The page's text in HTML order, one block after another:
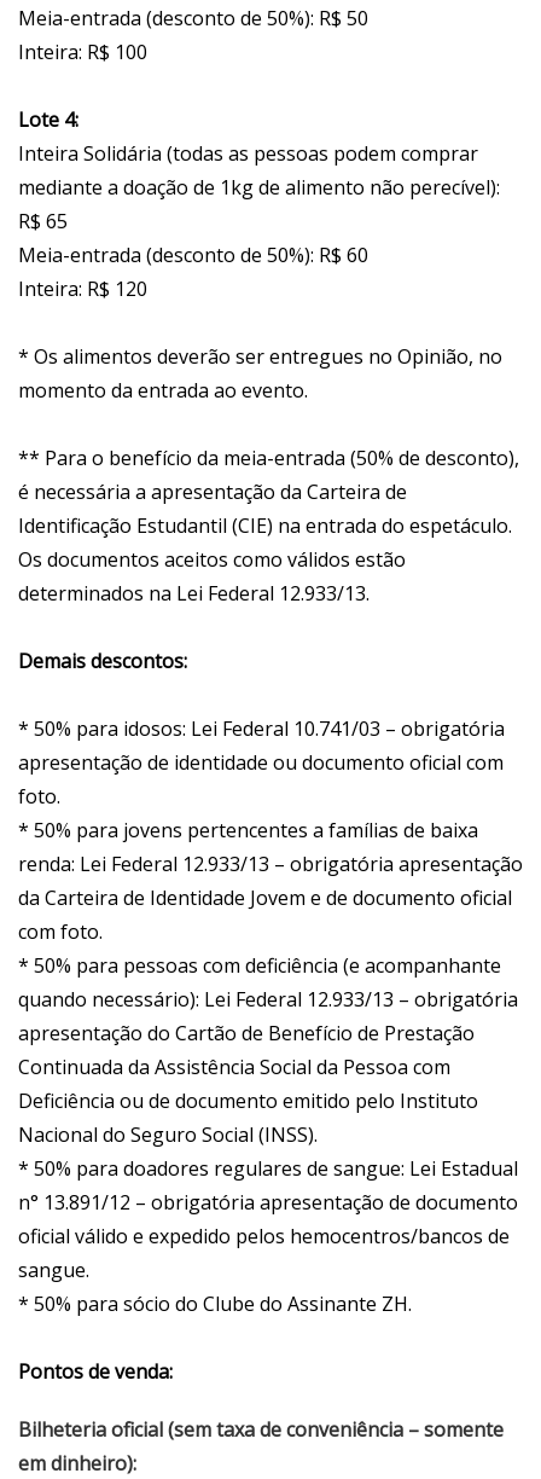
Meia-entrada (desconto de 50%): R$ 50
Inteira: R$ 100
Lote 4:
Inteira Solidária (todas as pessoas podem comprar
mediante a doação de 1kg de alimento não perecível):
R$ 65
Meia-entrada (desconto de 50%): R$ 60
Inteira: R$ 120
* Os alimentos deverão ser entregues no Opinião, no
momento da entrada ao evento.
** Para o benefício da meia-entrada (50% de desconto),
é necessária a apresentação da Carteira de
Identificação Estudantil (CIE) na entrada do espetáculo.
Os documentos aceitos como válidos estão
determinados na Lei Federal 12.933/13.
Demais descontos:
* 50% para idosos: Lei Federal 10.741/03 – obrigatória
apresentação de identidade ou documento oficial com
foto.
* 50% para jovens pertencentes a famílias de baixa
renda: Lei Federal 12.933/13 – obrigatória apresentação
da Carteira de Identidade Jovem e de documento oficial
com foto.
* 50% para pessoas com deficiência (e acompanhante
quando necessário): Lei Federal 12.933/13 – obrigatória
apresentação do Cartão de Benefício de Prestação
Continuada da Assistência Social da Pessoa com
Deficiência ou de documento emitido pelo Instituto
Nacional do Seguro Social (INSS).
* 50% para doadores regulares de sangue: Lei Estadual
n° 13.891/12 – obrigatória apresentação de documento
oficial válido e expedido pelos hemocentros/bancos de
sangue.
* 50% para sócio do Clube do Assinante ZH.
Pontos de venda:
Bilheteria oficial (sem taxa de conveniência – somente
em dinheiro):